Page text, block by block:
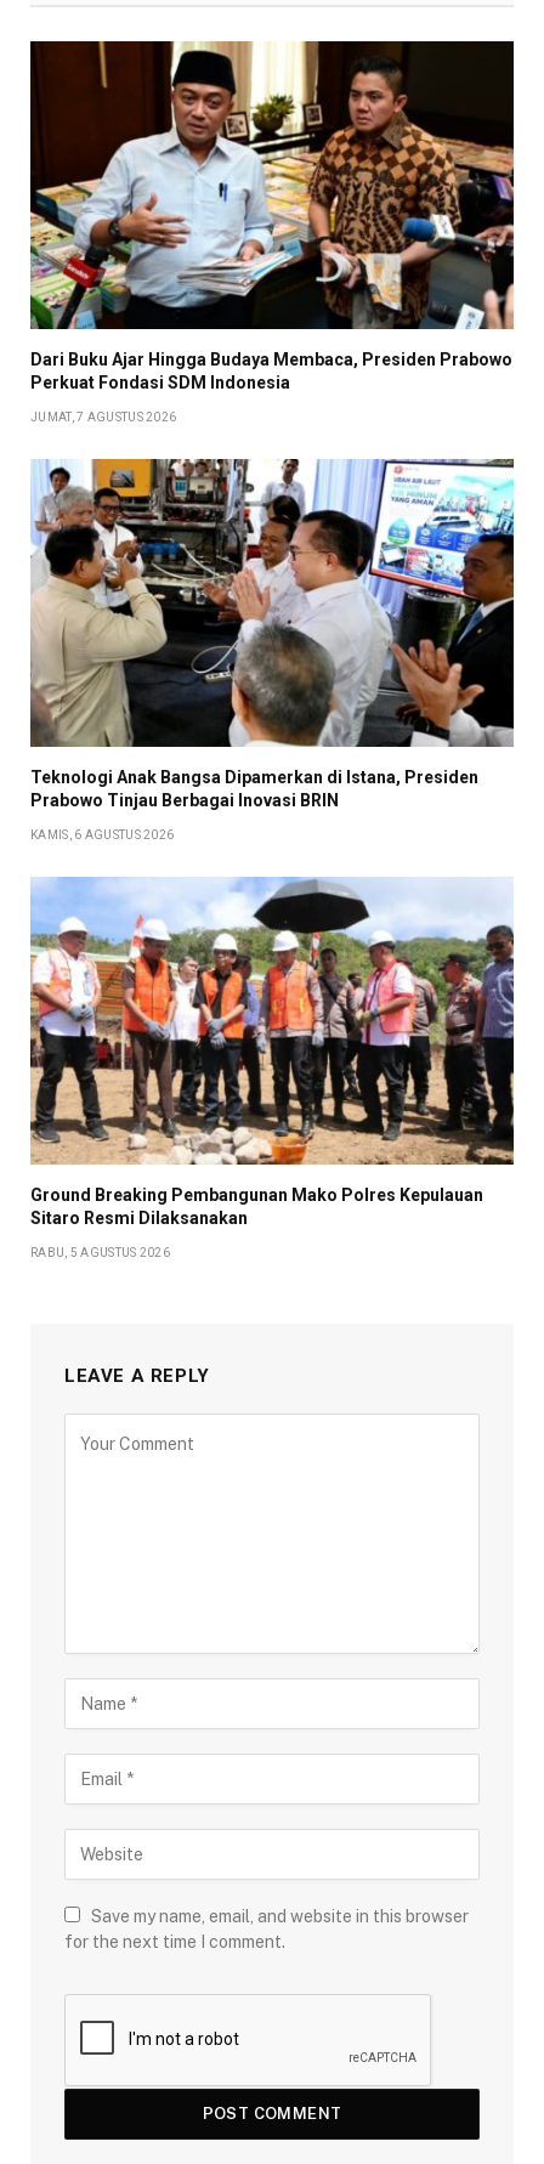
Dari Buku Ajar Hingga Budaya Membaca, Presiden Prabowo
Perkuat Fondasi SDM Indonesia
JUMAT, 7 AGUSTUS 2026
Teknologi Anak Bangsa Dipamerkan di Istana, Presiden
Prabowo Tinjau Berbagai Inovasi BRIN
KAMIS, 6 AGUSTUS 2026
Ground Breaking Pembangunan Mako Polres Kepulauan
Sitaro Resmi Dilaksanakan
RABU, 5 AGUSTUS 2026
LEAVE A REPLY
Save my name, email, and website in this browser
for the next time I comment.